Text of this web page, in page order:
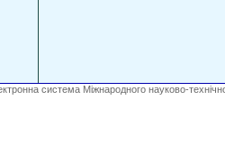
система Міжнародного науково-